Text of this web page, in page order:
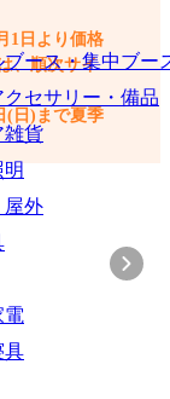
ース・集中ブー
セサリー・備品
雑貨
屋外
電
具
1日より価格
、順次サイ
(日)まで夏季